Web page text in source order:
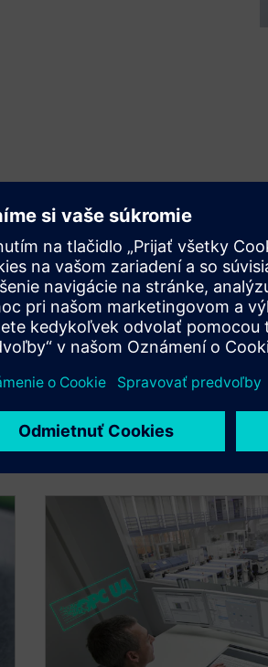
Zabezpečenie a
komunikačných
Použite koncepcie priemyselnej
na ochranu aktív a udržanie
OT.